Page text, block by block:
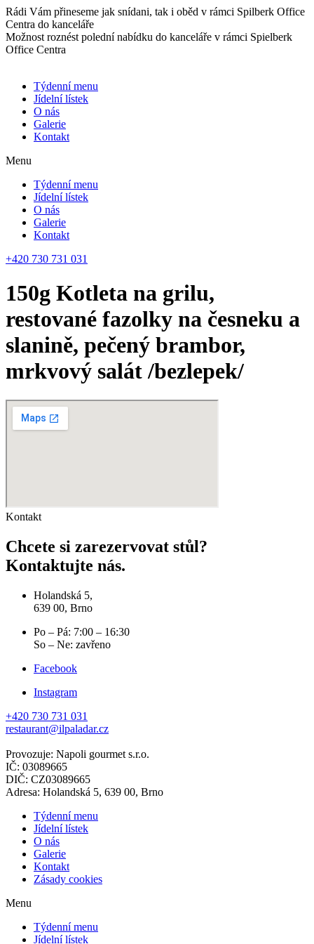
Přejít
k
obsahu
Rádi Vám přineseme jak snídani, tak i oběd v rámci Spilberk Office
Centra do kanceláře
Možnost roznést polední nabídku do kanceláře v rámci Spielberk
Office Centra
Týdenní menu
Jídelní lístek
O nás
Galerie
Kontakt
Menu
Týdenní menu
Jídelní lístek
O nás
Galerie
Kontakt
+420 730 731 031
150g Kotleta na grilu,
restované fazolky na česneku a
slanině, pečený brambor,
mrkvový salát /bezlepek/
Kontakt
Chcete si zarezervovat stůl?
Kontaktujte nás.
Holandská 5,
639 00, Brno
Po – Pá: 7:00 – 16:30
So – Ne: zavřeno
Facebook
Instagram
+420 730 731 031
restaurant@ilpaladar.cz
Provozuje: Napoli gourmet s.r.o.
IČ: 03089665
DIČ: CZ03089665
Adresa: Holandská 5, 639 00, Brno
Týdenní menu
Jídelní lístek
O nás
Galerie
Kontakt
Zásady cookies
Menu
Týdenní menu
Jídelní lístek